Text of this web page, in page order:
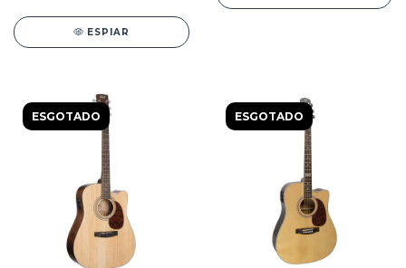
ESPIAR
ESGOTADO ESGOTADO